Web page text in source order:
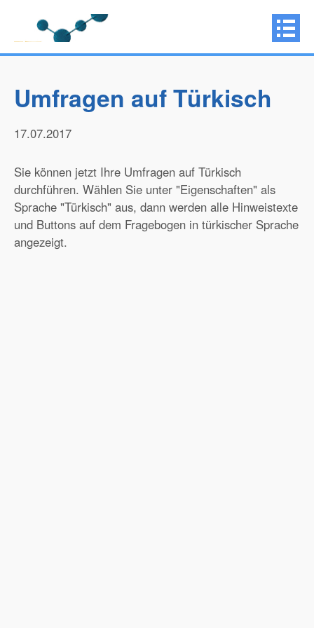
Umfragen auf Türkisch
17.07.2017
Sie können jetzt Ihre Umfragen auf Türkisch
durchführen. Wählen Sie unter "Eigenschaften" als
Sprache "Türkisch" aus, dann werden alle Hinweistexte
und Buttons auf dem Fragebogen in türkischer Sprache
angezeigt.